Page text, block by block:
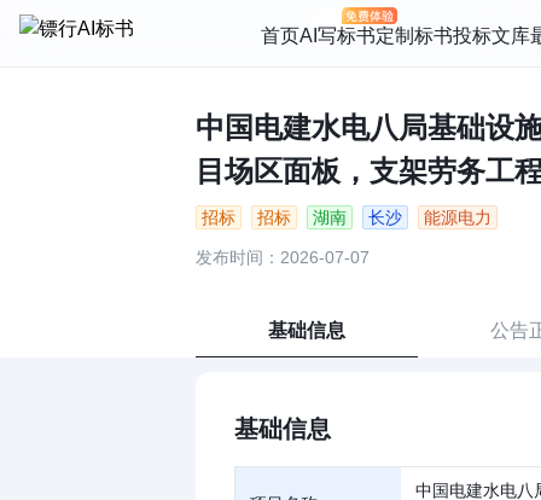
首页AI写标书定制标书投标文库
中国电建水电八局基础设
目场区面板，支架劳务工
招标 招标 湖南 长沙 能源电力
发布时间：2026-07-07
基础信息 公告
基础信息
中国电建水电八